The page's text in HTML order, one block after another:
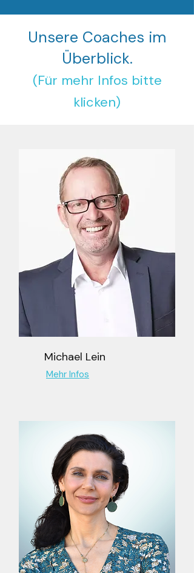
Unsere Coaches im
Überblick.
(Für mehr Infos bitte
klicken)
Michael Lein
Mehr Infos